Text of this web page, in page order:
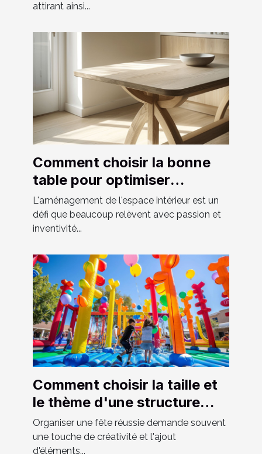
attirant ainsi...
Comment choisir la bonne
table pour optimiser
l'espace chez soi
L'aménagement de l'espace intérieur est un
défi que beaucoup relèvent avec passion et
inventivité...
Comment choisir la taille et
le thème d'une structure
gonflable pour votre fête
Organiser une fête réussie demande souvent
une touche de créativité et l'ajout
d'éléments...